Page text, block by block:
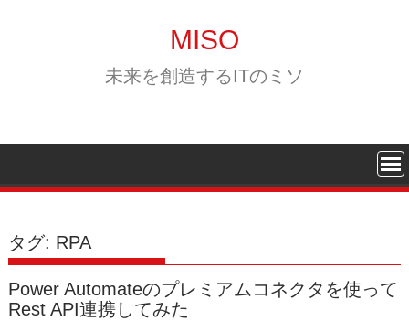
MISO
未来を創造するITのミソ
タグ: RPA
Power Automateのプレミアムコネクタを使って
Rest API連携してみた